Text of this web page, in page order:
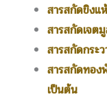
สารสกัดขิงแ
สารสกัดเจต
สารสกัดกระ
สารสกัดทอง
เป็นต้น